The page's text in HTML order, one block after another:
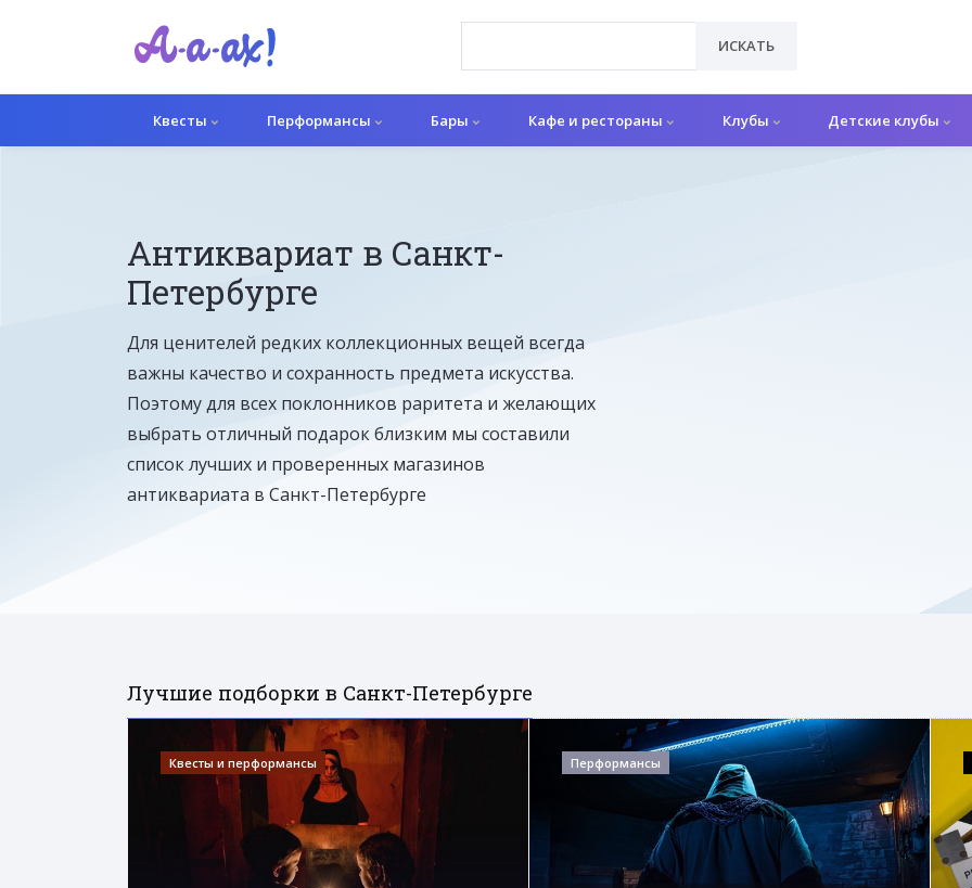
ИСКАТЬ
Квесты Перформансы Бары Кафе и рестораны Клубы Детские клубы
Антиквариат в Санкт-
Петербурге
Для ценителей редких коллекционных вещей всегда
важны качество и сохранность предмета искусства.
Поэтому для всех поклонников раритета и желающих
выбрать отличный подарок близким мы составили
список лучших и проверенных магазинов
антиквариата в Санкт-Петербурге
Лучшие подборки в Санкт-Петербурге
Квесты и перформансы Перформансы